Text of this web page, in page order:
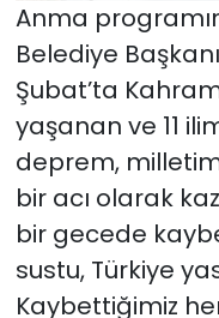
Anma
Belediye
Şubat’ta
yaşanan ve 11
deprem,
bir acı olarak
bir gecede
sustu, Türkiye
Kaybettiğimiz